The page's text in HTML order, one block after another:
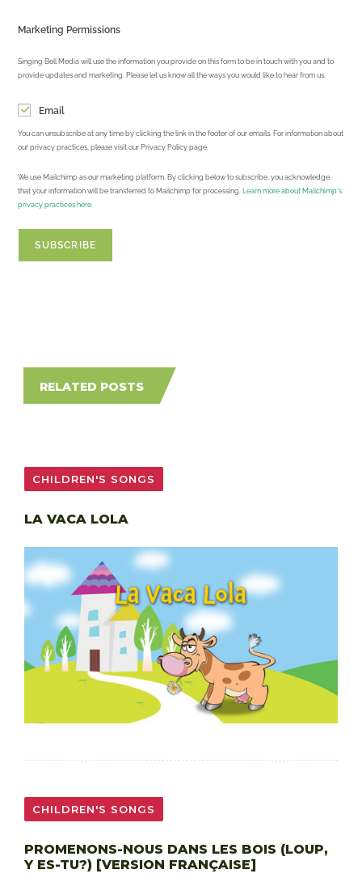
Marketing Permissions
Singing Bell Media will use the information you provide on this form to be in touch with you and to
provide updates and marketing. Please let us know all the ways you would like to hear from us:
Email
You can unsubscribe at any time by clicking the link in the footer of our emails. For information about
our privacy practices, please visit our Privacy Policy page.
We use Mailchimp as our marketing platform. By clicking below to subscribe, you acknowledge
that your information will be transferred to Mailchimp for processing. Learn more about Mailchimp's
privacy practices here.
RELATED POSTS
CHILDREN'S SONGS
LA VACA LOLA
CHILDREN'S SONGS
PROMENONS-NOUS DANS LES BOIS (LOUP,
Y ES-TU?) [VERSION FRANÇAISE]